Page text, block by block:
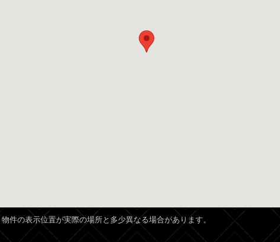
件の表示位置が実際の場所と多少異なる場合があります。